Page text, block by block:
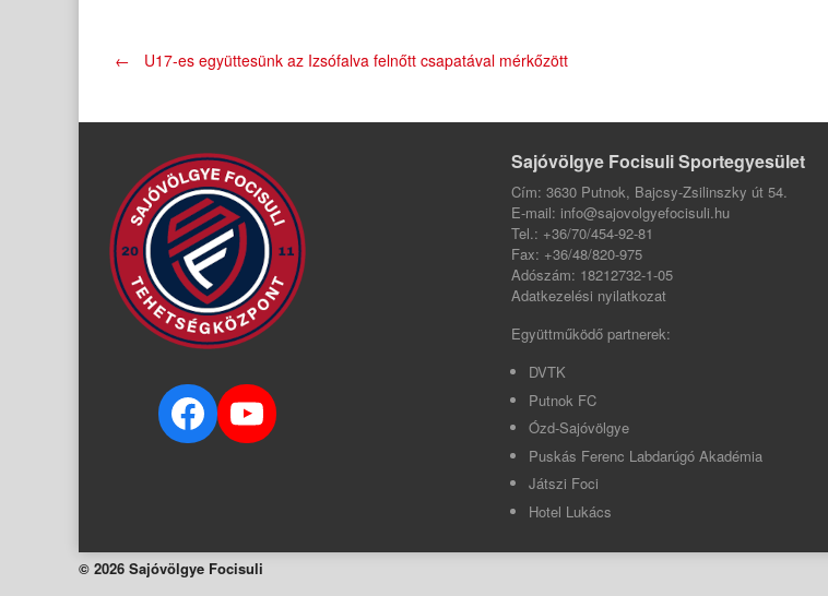
Post
navigation
← U17-es együttesünk az Izsófalva felnőtt csapatával mérkőzött
Facebook
YouTube
Sajóvölgye Focisuli Sportegyesület
Cím: 3630 Putnok, Bajcsy-Zsilinszky út 54.
E-mail: info@sajovolgyefocisuli.hu
Tel.: +36/70/454-92-81
Fax: +36/48/820-975
Adószám: 18212732-1-05
Adatkezelési nyilatkozat
Együttműködő partnerek:
DVTK
Putnok FC
Ózd-Sajóvölgye
Puskás Ferenc Labdarúgó Akadémia
Játszi Foci
Hotel Lukács
© 2026 Sajóvölgye Focisuli